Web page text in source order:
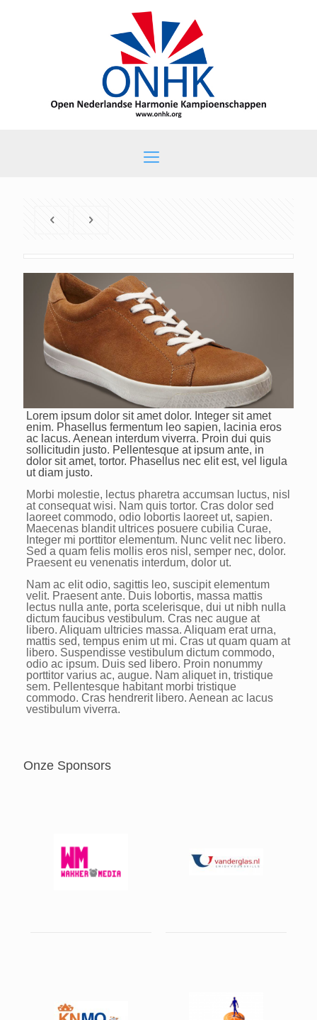
Lorem ipsum dolor sit amet dolor. Integer sit amet
enim. Phasellus fermentum leo sapien, lacinia eros
ac lacus. Aenean interdum viverra. Proin dui quis
sollicitudin justo. Pellentesque at ipsum ante, in
dolor sit amet, tortor. Phasellus nec elit est, vel ligula
ut diam justo.
Morbi molestie, lectus pharetra accumsan luctus, nisl
at consequat wisi. Nam quis tortor. Cras dolor sed
laoreet commodo, odio lobortis laoreet ut, sapien.
Maecenas blandit ultrices posuere cubilia Curae,
Integer mi porttitor elementum. Nunc velit nec libero.
Sed a quam felis mollis eros nisl, semper nec, dolor.
Praesent eu venenatis interdum, dolor ut.
Nam ac elit odio, sagittis leo, suscipit elementum
velit. Praesent ante. Duis lobortis, massa mattis
lectus nulla ante, porta scelerisque, dui ut nibh nulla
dictum faucibus vestibulum. Cras nec augue at
libero. Aliquam ultricies massa. Aliquam erat urna,
mattis sed, tempus enim ut mi. Cras ut quam quam at
libero. Suspendisse vestibulum dictum commodo,
odio ac ipsum. Duis sed libero. Proin nonummy
porttitor varius ac, augue. Nam aliquet in, tristique
sem. Pellentesque habitant morbi tristique
commodo. Cras hendrerit libero. Aenean ac lacus
vestibulum viverra.
Onze Sponsors